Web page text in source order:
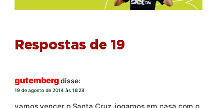
Respostas de 19
gutembergdisse:
19 de agosto de 2014 às 16:28